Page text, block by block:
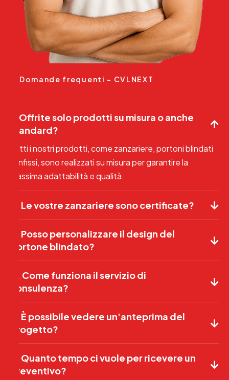
Domande frequenti – CVLNEXT
1. Offrite solo prodotti su misura o anche
standard?
Tutti i nostri prodotti, come zanzariere, portoni blindati
e infissi, sono realizzati su misura per garantire la
massima adattabilità e qualità.
2. Le vostre zanzariere sono certificate?
3. Posso personalizzare il design del
portone blindato?
4. Come funziona il servizio di
consulenza?
5. È possibile vedere un'anteprima del
progetto?
6. Quanto tempo ci vuole per ricevere un
preventivo?